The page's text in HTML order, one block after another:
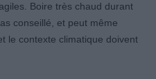
Boire très chaud durant
conseillé, et peut même
le contexte climatique doivent